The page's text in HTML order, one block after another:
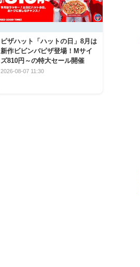
ピザハット「ハットの日」8月は
新作ビビンバピザ登場！Mサイ
ズ810円～の特大セール開催
2026-08-07 11:30